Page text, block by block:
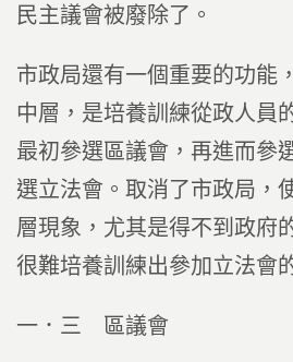
民主議會被廢除了。
市政局還有一個重要的功能
中層，是培養訓練從政人員
最初參選區議會，再進而參
選立法會。取消了市政局，
層現象，尤其是得不到政府
很難培養訓練出參加立法會
一．三 區議會